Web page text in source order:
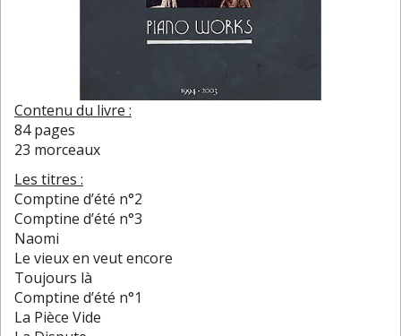
Contenu du livre :
84 pages
23 morceaux
Les titres :
Comptine d’été n°2
Comptine d’été n°3
Naomi
Le vieux en veut encore
Toujours là
Comptine d’été n°1
La Pièce Vide